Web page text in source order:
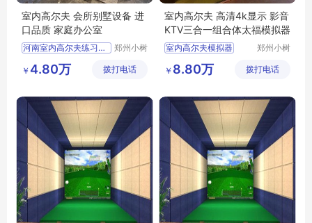
室内高尔夫 会所别墅设备 进
口品质 家庭办公室
河南室内高尔夫练习场图
室内高尔夫价位
高尔夫模拟器室内高尔夫
郑州小树
有限公司
￥ 4.80万 拨打电话
室内高尔夫 高清4k显示 影音
KTV三合一组合体太福模拟器
室内高尔夫模拟器
室内高尔夫场地
室内高尔夫
郑州小树
有限公司
￥ 8.80万 拨打电话